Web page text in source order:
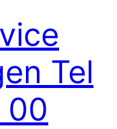
Tel
00